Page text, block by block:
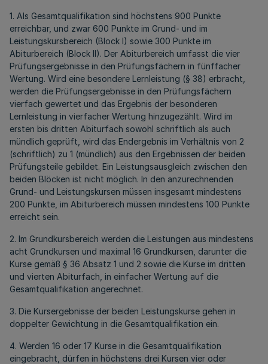
1. Als Gesamtqualifikation sind höchstens 900 Punkte
erreichbar, und zwar 600 Punkte im Grund- und im
Leistungskursbereich (Block I) sowie 300 Punkte im
Abiturbereich (Block II). Der Abiturbereich umfasst die vier
Prüfungsergebnisse in den Prüfungsfächern in fünffacher
Wertung. Wird eine besondere Lernleistung (§ 38) erbracht,
werden die Prüfungsergebnisse in den Prüfungsfächern
vierfach gewertet und das Ergebnis der besonderen
Lernleistung in vierfacher Wertung hinzugezählt. Wird im
ersten bis dritten Abiturfach sowohl schriftlich als auch
mündlich geprüft, wird das Endergebnis im Verhältnis von 2
(schriftlich) zu 1 (mündlich) aus den Ergebnissen der beiden
Prüfungsteile gebildet. Ein Leistungsausgleich zwischen den
beiden Blöcken ist nicht möglich. In den anzurechnenden
Grund- und Leistungskursen müssen insgesamt mindestens
200 Punkte, im Abiturbereich müssen mindestens 100 Punkte
erreicht sein.
2. Im Grundkursbereich werden die Leistungen aus mindestens
acht Grundkursen und maximal 16 Grundkursen, darunter die
Kurse gemäß § 36 Absatz 1 und 2 sowie die Kurse im dritten
und vierten Abiturfach, in einfacher Wertung auf die
Gesamtqualifikation angerechnet.
3. Die Kursergebnisse der beiden Leistungskurse gehen in
doppelter Gewichtung in die Gesamtqualifikation ein.
4. Werden 16 oder 17 Kurse in die Gesamtqualifikation
eingebracht, dürfen in höchstens drei Kursen vier oder